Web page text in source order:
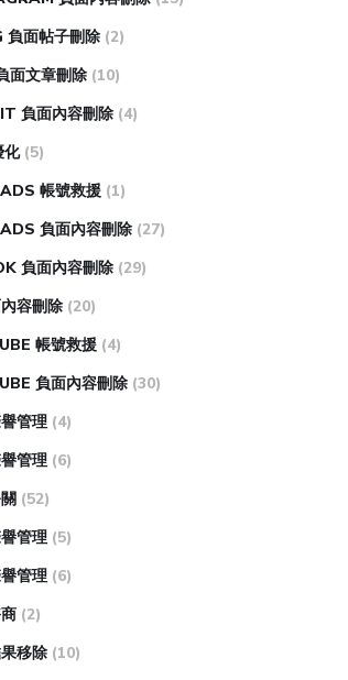
負面帖子刪除 (2)
面文章刪除 (10)
負面內容刪除 (4)
化 (5)
帳號救援 (1)
負面內容刪除 (27)
負面內容刪除 (29)
容刪除 (20)
帳號救援 (4)
負面內容刪除 (30)
管理 (4)
管理 (6)
(52)
管理 (5)
管理 (6)
(2)
移除 (10)